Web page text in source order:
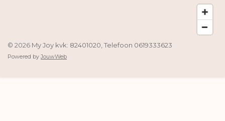
© 2026 My Joy kvk: 82401020, Telefoon 0619333623
Powered by JouwWeb